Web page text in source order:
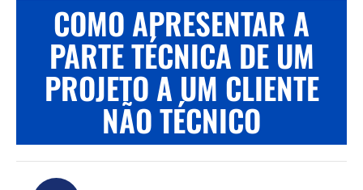
COMO APRESENTAR A
PARTE TÉCNICA DE UM
PROJETO A UM CLIENTE
NÃO TÉCNICO